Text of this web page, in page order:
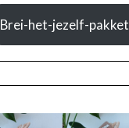
Brei-het-jezelf-pakket